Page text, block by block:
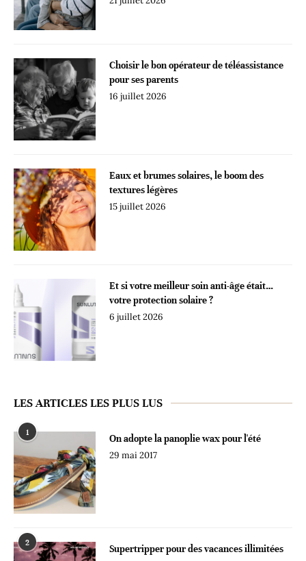
Choisir le bon opérateur de téléassistance
pour ses parents
16 juillet 2026
Eaux et brumes solaires, le boom des
textures légères
15 juillet 2026
Et si votre meilleur soin anti-âge était…
votre protection solaire ?
6 juillet 2026
LES ARTICLES LES PLUS LUS
1
On adopte la panoplie wax pour l'été
29 mai 2017
2
Supertripper pour des vacances illimitées